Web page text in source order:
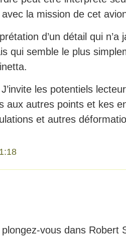
la mission de cet
d’un détail qui n’a
qui semble le plus
les potentiels
aux autres points et kes
et autres
vous dans Robert